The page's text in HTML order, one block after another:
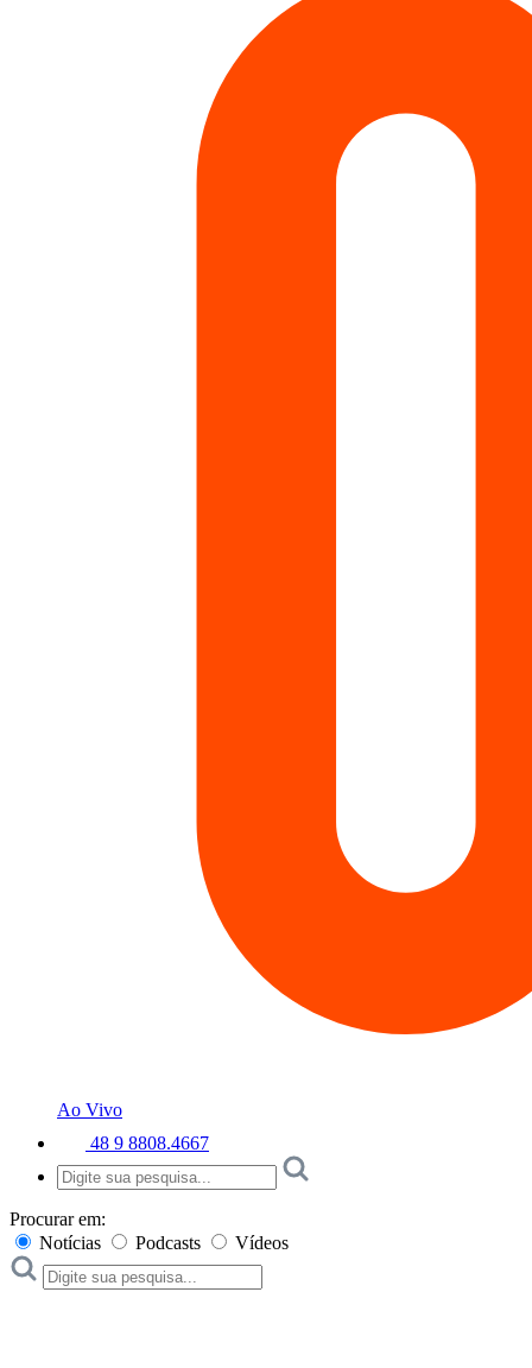
Ao Vivo
48 9 8808.4667
Procurar em:
Notícias
Podcasts Vídeos